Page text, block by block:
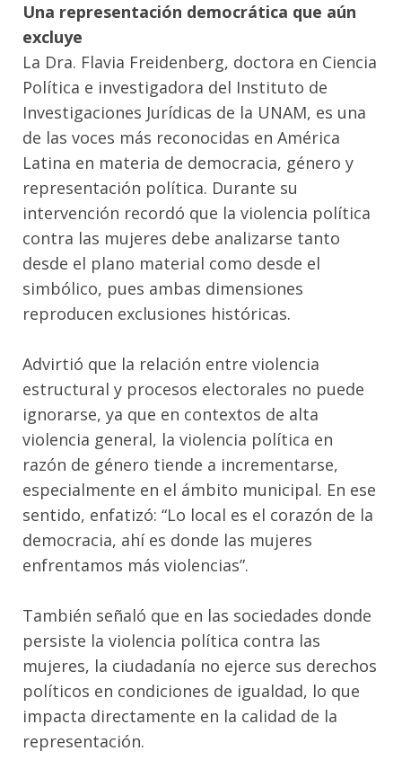
Una representación democrática que aún
excluye
La Dra. Flavia Freidenberg, doctora en Ciencia
Política e investigadora del Instituto de
Investigaciones Jurídicas de la UNAM, es una
de las voces más reconocidas en América
Latina en materia de democracia, género y
representación política. Durante su
intervención recordó que la violencia política
contra las mujeres debe analizarse tanto
desde el plano material como desde el
simbólico, pues ambas dimensiones
reproducen exclusiones históricas.
Advirtió que la relación entre violencia
estructural y procesos electorales no puede
ignorarse, ya que en contextos de alta
violencia general, la violencia política en
razón de género tiende a incrementarse,
especialmente en el ámbito municipal. En ese
sentido, enfatizó: “Lo local es el corazón de la
democracia, ahí es donde las mujeres
enfrentamos más violencias”.
También señaló que en las sociedades donde
persiste la violencia política contra las
mujeres, la ciudadanía no ejerce sus derechos
políticos en condiciones de igualdad, lo que
impacta directamente en la calidad de la
representación.